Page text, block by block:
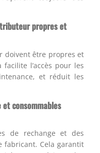
propres et
doivent être propres et
facilite l’accès pour les
et réduit les
consommables
de rechange et des
fabricant. Cela garantit